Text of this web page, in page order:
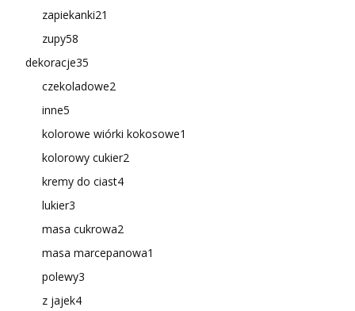
zapiekanki21
zupy58
dekoracje35
czekoladowe2
inne5
kolorowe wiórki kokosowe1
kolorowy cukier2
kremy do ciast4
lukier3
masa cukrowa2
masa marcepanowa1
polewy3
z jajek4